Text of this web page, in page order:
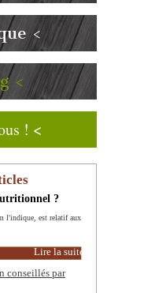
<
<
! <
?
l'indique, est relatif aux
Lire la suite
conseillés par